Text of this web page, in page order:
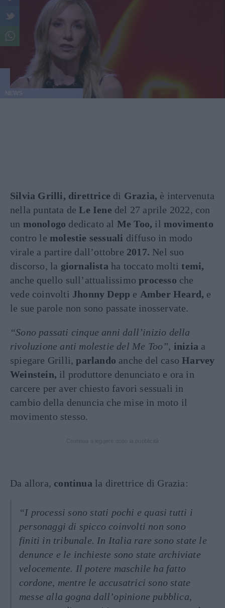
Silvia Grilli, direttrice di Grazia, è intervenuta
nella puntata deLe Iene del 27 aprile 2022, con
un monologo dedicato al Me Too, il movimento
contro le molestie sessuali diffuso in modo
virale a partire dall’ottobre 2017. Nel suo
discorso, la giornalista ha toccato moltitemi,
anche quello sull’attualissimoprocesso che
vede coinvolti Jhonny Depp e Amber Heard, e
le sue parole non sono passate inosservate.
“Sono passati cinque anni dall’inizio della
rivoluzione anti molestie del Me Too”, inizia a
spiegare Grilli,parlando anche del casoHarvey
Weinstein, il produttore denunciato e ora in
carcere per aver chiesto favori sessuali in
cambio della denuncia che mise in moto il
movimento stesso.
Da allora, continua la direttrice di Grazia:
“I processi sono stati pochi e quasi tutti i
personaggi di spicco coinvolti non sono
finiti in tribunale. In Italia rare sono state le
denunce e le inchieste sono state archiviate
velocemente. Il potere maschile ha fatto
cordone, mentre le accusatrici sono state
messe alla gogna dall’opinione pubblica,